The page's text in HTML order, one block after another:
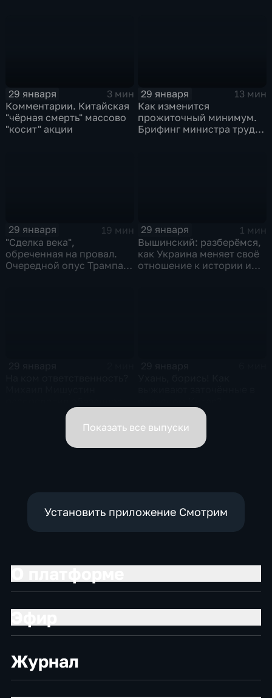
29 января
3 мин
Комментарии. Китайская
"чёрная смерть" массово
"косит" акции
29 января
13 мин
Как изменится
прожиточный минимум.
Брифинг министра труда
29 января
19 мин
"Сделка века",
обреченная на провал.
Очередной опус Трампа.
29 января
1 мин
Вышинский: разберёмся,
как Украина меняет своё
отношение к истории и
вице-премьеров
Показать все выпуски
Установить приложение Смотрим
Журнал